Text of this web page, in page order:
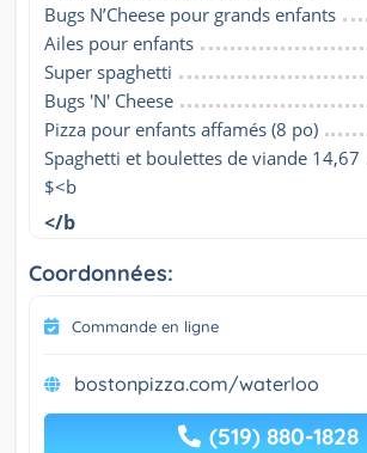
Bugs N’Cheese pour grands enfants
Ailes pour enfants
Super spaghetti
Bugs 'N' Cheese
Pizza pour enfants affamés (8 po)
Spaghetti et boulettes de viande 14,67
$<b
</b
Coordonnées:
Commande en ligne
bostonpizza.com/waterloo
(519) 880-1828